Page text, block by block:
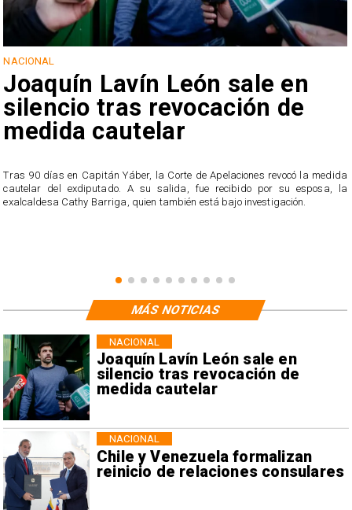
NACIONAL
Joaquín Lavín León sale en
silencio tras revocación de
medida cautelar
Tras 90 días en Capitán Yáber, la Corte de Apelaciones revocó la medida
cautelar del exdiputado. A su salida, fue recibido por su esposa, la
exalcaldesa Cathy Barriga, quien también está bajo investigación.
Joaquín Lavín León sale en
silencio tras revocación de
medida cautelar
NACIONAL
Chile y Venezuela formalizan
reinicio de relaciones consulares
NACIONAL
MÁS NOTICIAS